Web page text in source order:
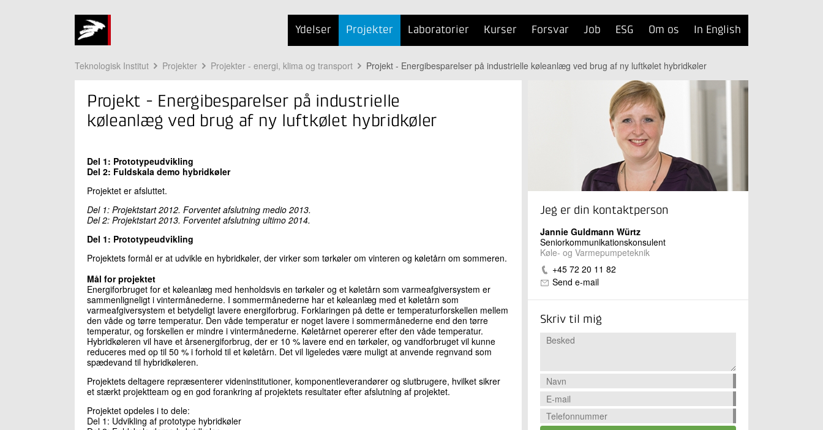
Ydelser Projekter Laboratorier Kurser Forsvar Job ESG Om os In English
Teknologisk Institut Projekter Projekter - energi, klima og transport Projekt - Energibesparelser på industrielle køleanlæg ved brug af ny luftkølet hybridkøler
Projekt - Energibesparelser på industrielle
køleanlæg ved brug af ny luftkølet hybridkøler
Del 1: Prototypeudvikling
Del 2: Fuldskala demo hybridkøler
Projektet er afsluttet.
Del 1: Projektstart 2012. Forventet afslutning medio 2013.
Del 2: Projektstart 2013. Forventet afslutning ultimo 2014.
Del 1: Prototypeudvikling
Projektets formål er at udvikle en hybridkøler, der virker som tørkøler om vinteren og køletårn om sommeren.
Mål for projektet
Energiforbruget for et køleanlæg med henholdsvis en tørkøler og et køletårn som varmeafgiversystem er
sammenligneligt i vintermånederne. I sommermånederne har et køleanlæg med et køletårn som
varmeafgiversystem et betydeligt lavere energiforbrug. Forklaringen på dette er temperaturforskellen mellem
den våde og tørre temperatur. Den våde temperatur er noget lavere i sommermånederne end den tørre
temperatur, og forskellen er mindre i vintermånederne. Køletårnet opererer efter den våde temperatur.
Hybridkøleren vil have et årsenergiforbrug, der er 10 % lavere end en tørkøler, og vandforbruget vil kunne
reduceres med op til 50 % i forhold til et køletårn. Det vil ligeledes være muligt at anvende regnvand som
spædevand til hybridkøleren.
Projektets deltagere repræsenterer videninstitutioner, komponentleverandører og slutbrugere, hvilket sikrer
et stærkt projektteam og en god forankring af projektets resultater efter afslutning af projektet.
Projektet opdeles i to dele:
Del 1: Udvikling af prototype hybridkøler
Jeg er din kontaktperson
Jannie Guldmann Würtz
Seniorkommunikationskonsulent
Køle- og Varmepumpeteknik
+45 72 20 11 82
Send e-mail
Skriv til mig